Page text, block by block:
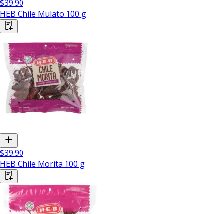
$39.90
HEB Chile Mulato 100 g
$39.90
HEB Chile Morita 100 g